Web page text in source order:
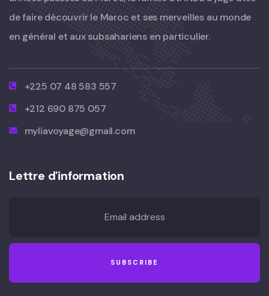
de faire découvrir le Maroc et ses merveilles au monde
en général et aux subsahariens en particulier.
+225 07 48 583 557
+212 690 875 057
myliavoyage@gmail.com
Lettre d'information